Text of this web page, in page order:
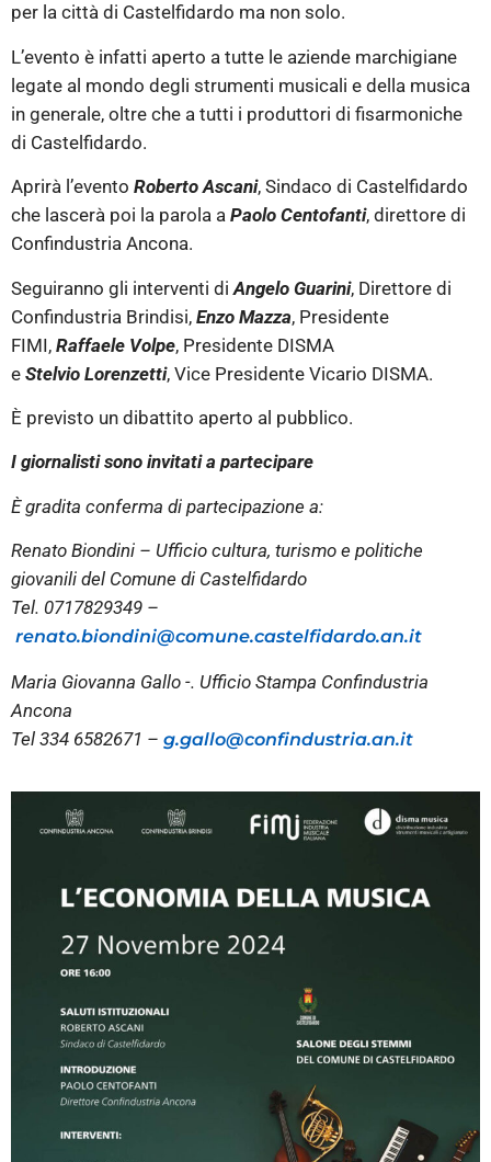
per la città di Castelfidardo ma non solo.
L’evento è infatti aperto a tutte le aziende marchigiane
legate al mondo degli strumenti musicali e della musica
in generale, oltre che a tutti i produttori di fisarmoniche
di Castelfidardo.
Aprirà l’evento Roberto Ascani, Sindaco di Castelfidardo
che lascerà poi la parola a Paolo Centofanti, direttore di
Confindustria Ancona.
Seguiranno gli interventi di Angelo Guarini, Direttore di
Confindustria Brindisi, Enzo Mazza, Presidente
FIMI, Raffaele Volpe, Presidente DISMA
e Stelvio Lorenzetti, Vice Presidente Vicario DISMA.
È previsto un dibattito aperto al pubblico.
I giornalisti sono invitati a partecipare
È gradita conferma di partecipazione a:
Renato Biondini – Ufficio cultura, turismo e politiche
giovanili del Comune di Castelfidardo
Tel. 0717829349 –
renato.biondini@comune.castelfidardo.an.it
Maria Giovanna Gallo -. Ufficio Stampa Confindustria
Ancona
Tel 334 6582671 – g.gallo@confindustria.an.it